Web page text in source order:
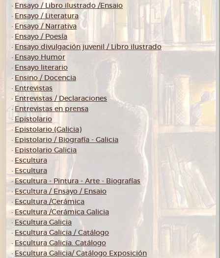
- Ensayo / Libro ilustrado /Ensaio
- Ensayo / Literatura
- Ensayo / Narrativa
- Ensayo / Poesía
- Ensayo divulgación juvenil / Libro ilustrado
- Ensayo Humor
- Ensayo literario
- Ensino / Docencia
- Entrevistas
- Entrevistas / Declaraciones
- Entrevistas en prensa
- Epistolario
- Epistolario (Galicia)
- Epistolario / Biografía - Galicia
- Epistolario Galicia
- Escultura
- Escultura
-Escultura - Pintura - Arte - Biografías
-Escultura / Ensayo / Ensaio
- Escultura /Cerámica
- Escultura /Cerámica Galicia
- Escultura Galicia
- Escultura Galicia / Catálogo
- Escultura Galicia. Catálogo
- Escultura Galicia/ Catálogo Exposición